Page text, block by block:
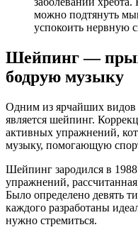
можно подтянуть
успокоить нервную
Шейпинг —
бодрую музыку
Одним из ярчайших видов
является шейпинг.
активных упражнений,
музыку, помогающую
Шейпинг зародился в 1988
упражнений,
Было определено девять
каждого разработаны
нужно стремиться.